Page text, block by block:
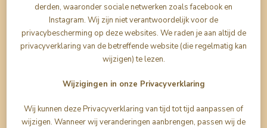
derden, waaronder sociale netwerken zoals facebook en
Instagram. Wij zijn niet verantwoordelijk voor de
privacybescherming op deze websites. We raden je aan altijd de
privacyverklaring van de betreffende website (die regelmatig kan
wijzigen) te lezen.
Wijzigingen in onze Privacyverklaring
Wij kunnen deze Privacyverklaring van tijd tot tijd aanpassen of
wijzigen. Wanneer wij veranderingen aanbrengen, passen wij de